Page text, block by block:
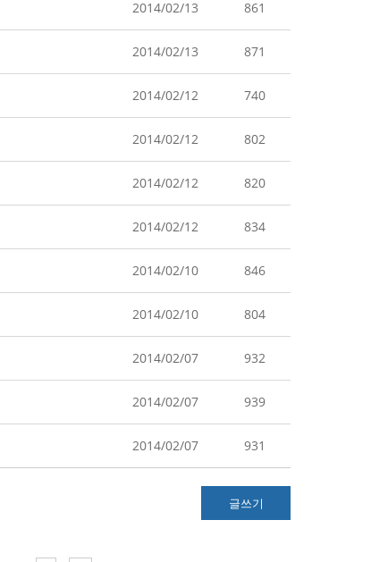
2014/02/13 861
2014/02/13 871
2014/02/12 740
2014/02/12 802
2014/02/12 820
2014/02/12 834
2014/02/10 846
2014/02/10 804
2014/02/07 932
2014/02/07 939
2014/02/07 931
글쓰기